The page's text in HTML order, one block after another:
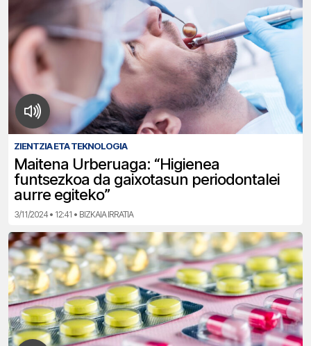
ZIENTZIA ETA TEKNOLOGIA
Maitena Urberuaga: “Higienea
funtsezkoa da gaixotasun periodontalei
aurre egiteko”
3/11/2024 • 12:41 • BIZKAIA IRRATIA